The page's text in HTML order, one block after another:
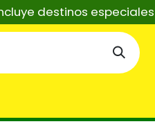
destinos especiales